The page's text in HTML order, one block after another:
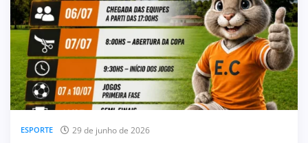
ESPORTE 29 de junho de 2026